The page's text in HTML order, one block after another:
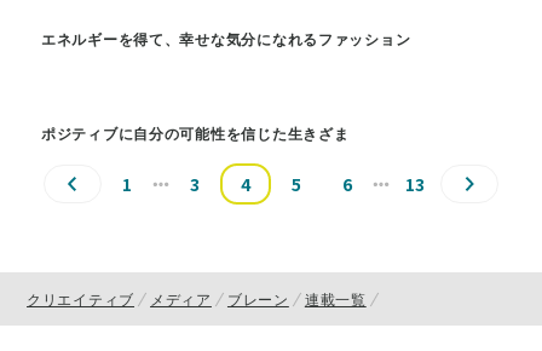
エネルギーを得て、幸せな気分になれるファッション
ポジティブに自分の可能性を信じた生きざま
1 3 4 5 6 13
クリエイティブ メディア ブレーン 連載一覧